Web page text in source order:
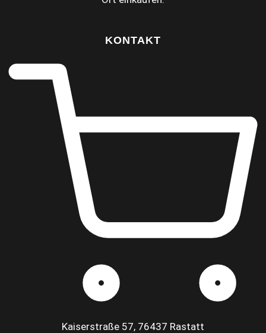
KONTAKT
Kaiserstraße 57, 76437 Rastatt